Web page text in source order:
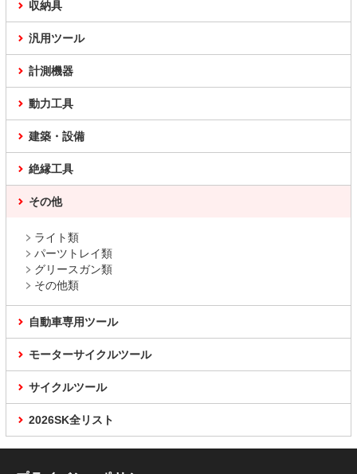
収納具
汎用ツール
計測機器
動力工具
建築・設備
絶縁工具
その他
ライト類
パーツトレイ類
グリースガン類
その他類
自動車専用ツール
モーターサイクルツール
サイクルツール
2026SK全リスト